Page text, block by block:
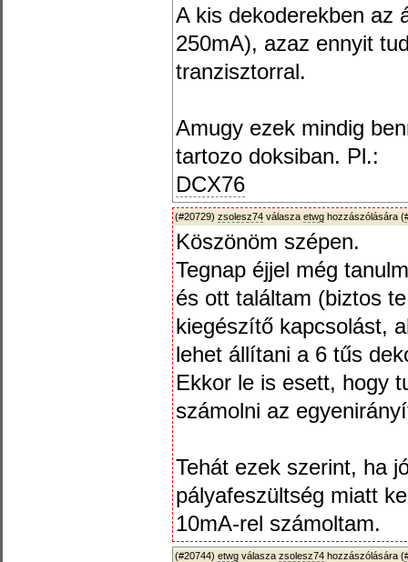
A kis dekoderekben az
250mA), azaz ennyit
tranzisztorral.
Amugy ezek mindig
tartozo doksiban. Pl.:
DCX76
(#20729) zsolesz74 válasza etwg hozzászólására (
Köszönöm szépen.
Tegnap éjjel még
és ott találtam (biztos
kiegészítő kapcsolást,
lehet állítani a 6 tűs
Ekkor le is esett, hogy
számolni az
Tehát ezek szerint, ha
pályafeszültség miatt
10mA-rel számoltam.
(#20744) etwg válasza zsolesz74 hozzászólására (